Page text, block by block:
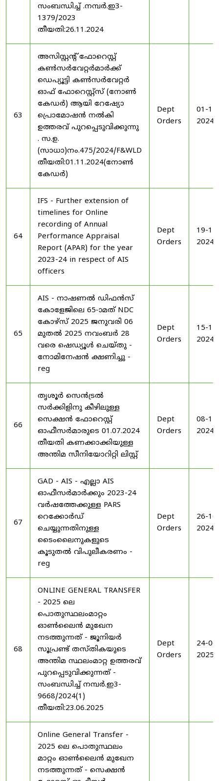
സംബന്ധിച്ച് .നമ്പർ.ഇ3-
1379/2023
തീയതി:26.11.2024
63
അസിസ്റ്റന്റ് ഫോറെസ്റ്റ്
കൺസർവേറ്റർമാർക്ക്
ഡെപ്യൂട്ടി കൺസർവേറ്റർ
ഓഫ് ഫോറെസ്റ്റ്സ് (നോൺ
കേഡർ) ആയി റേഷ്യോ
പ്രൊമോഷൻ നൽകി
ഉത്തരവ് പുറപ്പെടുവിക്കുന്നു
. സ.ഉ.
(സാധാ)നം.475/2024/F&WLD
തീയതി:01.11.2024(നോൺ
കേഡർ)
Dept
Orders
01-
2024
64
IFS - Further extension of
timelines for Online
recording of Annual
Performance Appraisal
Report (APAR) for the year
2023-24 in respect of AIS
officers
Dept
Orders
19-
2024
65
AIS - നാഷണൽ ഡിഫൻസ്
കോളേജിലെ 65-ാമത് NDC
കോഴ്‌സ് 2025 ജനുവരി 06
മുതൽ 2025 നവംബർ 28
വരെ ഷെഡ്യൂൾ ചെയ്‌തു -
നോമിനേഷൻ ക്ഷണിച്ചു -
reg
Dept
Orders
15-
2024
66
തൃശൂർ സെൻട്രൽ
സർക്കിളിനു കീഴിലുള്ള
സെക്ഷൻ ഫോറെസ്റ്റ്
ഓഫീസർമാരുടെ 01.07.2024
തീയതി കണക്കാക്കിയുള്ള
അന്തിമ സീനിയോറിറ്റി ലിസ്റ്റ്
Dept
Orders
08-
2024
67
GAD - AIS - എല്ലാ AIS
ഓഫീസർമാർക്കും 2023-24
വർഷത്തേക്കുള്ള PARS
റെക്കോർഡ്
ചെയ്യുന്നതിനുള്ള
ടൈംലൈനുകളുടെ
കൂടുതൽ വിപുലീകരണം -
reg
Dept
Orders
26-
2024
68
ONLINE GENERAL TRANSFER
- 2025 ലെ
പൊതുസ്ഥലംമാറ്റം
ഓൺലൈൻ മുഖേന
നടത്തുന്നത് - ജൂനിയർ
സൂപ്രണ്ട് തസ്തികയുടെ
അന്തിമ സ്ഥലംമാറ്റ ഉത്തരവ്
പുറപ്പെടുവിക്കുന്നത് -
സംബന്ധിച്ച് നമ്പർ.ഇ3-
9668/2024(1)
തീയതി:23.06.2025
Dept
Orders
24-
2025
Online General Transfer -
2025 ലെ പൊതുസ്ഥലം
മാറ്റം ഓൺലൈൻ മുഖേന
നടത്തുന്നത് - സെക്ഷൻ